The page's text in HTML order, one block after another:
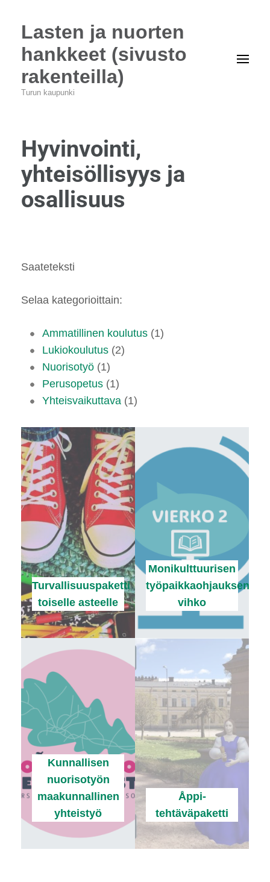
Lasten ja nuorten
hankkeet (sivusto
rakenteilla)
Turun kaupunki
Hyvinvointi,
yhteisöllisyys ja
osallisuus
Saateteksti
Selaa kategorioittain:
Ammatillinen koulutus (1)
Lukiokoulutus (2)
Nuorisotyö (1)
Perusopetus (1)
Yhteisvaikuttava (1)
Turvallisuuspaketti
toiselle asteelle
Monikulttuurisen
työpaikkaohjauksen
vihko
Kunnallisen
nuorisotyön
maakunnallinen
yhteistyö
Åppi-
tehtäväpaketti